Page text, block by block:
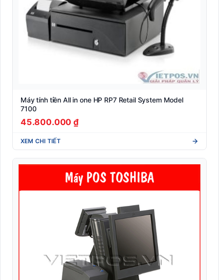
Máy tính tiền All in one HP RP7 Retail System Model
7100
45.800.000 ₫
XEM CHI TIẾT